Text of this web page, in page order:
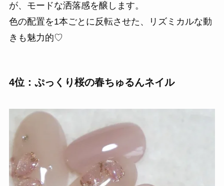
が、モードな洒落感を醸します。
色の配置を1本ごとに反転させた、リズミカルな動
きも魅力的♡
4位：ぷっくり桜の春ちゅるんネイル